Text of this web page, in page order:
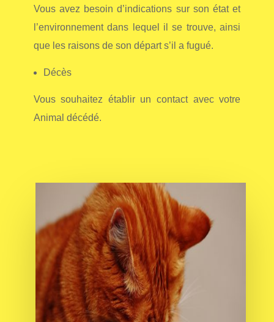
Vous avez besoin d’indications sur son état et
l’environnement dans lequel il se trouve, ainsi
que les raisons de son départ s’il a fugué.
Décès
Vous souhaitez établir un contact avec votre
Animal décédé.